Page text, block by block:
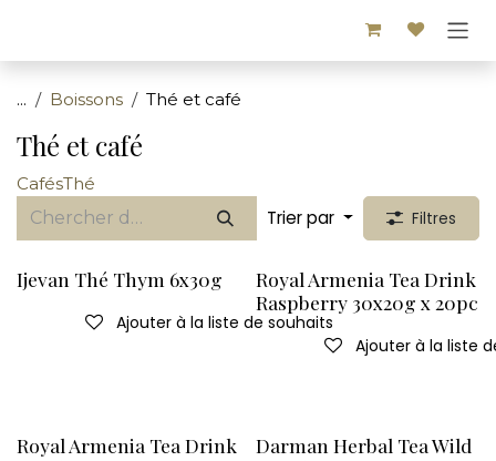
... Boissons Thé et café
Thé et café
CafésThé
Trier par Filtres
Ijevan Thé Thym 6x30g
Ajouter à la liste de souhaits
Royal Armenia Tea Drink
Raspberry 30x20g x 20pc
Ajouter à la liste
Royal Armenia Tea Drink
Darman Herbal Tea Wild